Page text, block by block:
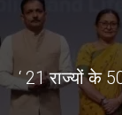
‘ 21 राज्यों के